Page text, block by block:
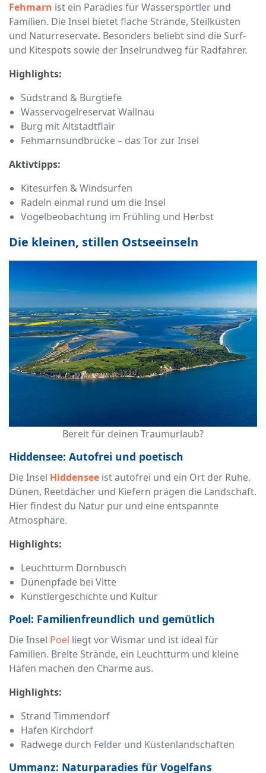
Fehmarn ist ein Paradies für Wassersportler und
Familien. Die Insel bietet flache Strände, Steilküsten
und Naturreservate. Besonders beliebt sind die Surf-
und Kitespots sowie der Inselrundweg für Radfahrer.
Highlights:
Südstrand & Burgtiefe
Wasservogelreservat Wallnau
Burg mit Altstadtflair
Fehmarnsundbrücke – das Tor zur Insel
Aktivtipps:
Kitesurfen & Windsurfen
Radeln einmal rund um die Insel
Vogelbeobachtung im Frühling und Herbst
Die kleinen, stillen Ostseeinseln
Bereit für deinen Traumurlaub?
Hiddensee: Autofrei und poetisch
Die Insel Hiddensee ist autofrei und ein Ort der Ruhe.
Dünen, Reetdächer und Kiefern prägen die Landschaft.
Hier findest du Natur pur und eine entspannte
Atmosphäre.
Highlights:
Leuchtturm Dornbusch
Dünenpfade bei Vitte
Künstlergeschichte und Kultur
Poel: Familienfreundlich und gemütlich
Die Insel Poel liegt vor Wismar und ist ideal für
Familien. Breite Strände, ein Leuchtturm und kleine
Häfen machen den Charme aus.
Highlights:
Strand Timmendorf
Hafen Kirchdorf
Radwege durch Felder und Küstenlandschaften
Ummanz: Naturparadies für Vogelfans